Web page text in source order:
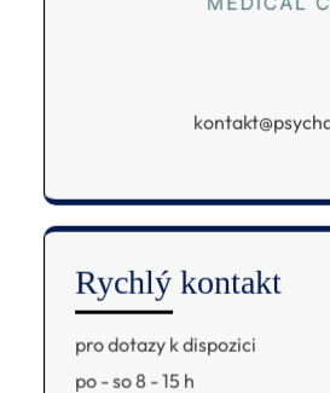
Rychlý kontakt
pro dotazy k dispozici
po - so 8 - 15 h